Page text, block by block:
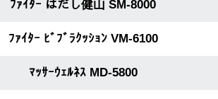
ﾌｧｲﾀｰ はだし健山 SM-8000
ﾌｧｲﾀｰ ﾋﾞﾌﾞﾗｸｯｼｮﾝ VM-6100
ﾏｯｻｰｳｪﾙﾈｽ MD-5800